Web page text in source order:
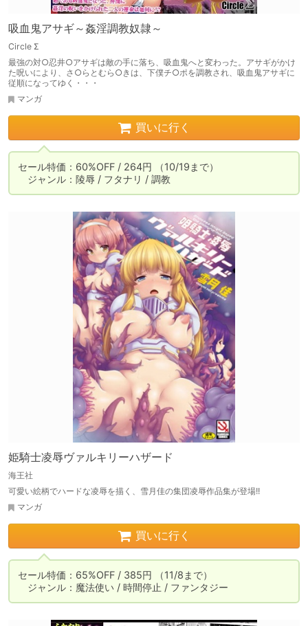
吸血鬼アサギ～姦淫調教奴隷～
Circle Σ
最強の対○忍井○アサギは敵の手に落ち、吸血鬼へと変わった。アサギがかけ
た呪いにより、さ○らとむら○きは、下僕チ○ポを調教され、吸血鬼アサギに
従順になってゆく・・・
マンガ
買いに行く
セール特価：60%OFF / 264円 （10/19まで）
ジャンル：陵辱 / フタナリ / 調教
姫騎士凌辱ヴァルキリーハザード
海王社
可愛い絵柄でハードな凌辱を描く、雪月佳の集団凌辱作品集が登場!!
マンガ
買いに行く
セール特価：65%OFF / 385円 （11/8まで）
ジャンル：魔法使い / 時間停止 / ファンタジー